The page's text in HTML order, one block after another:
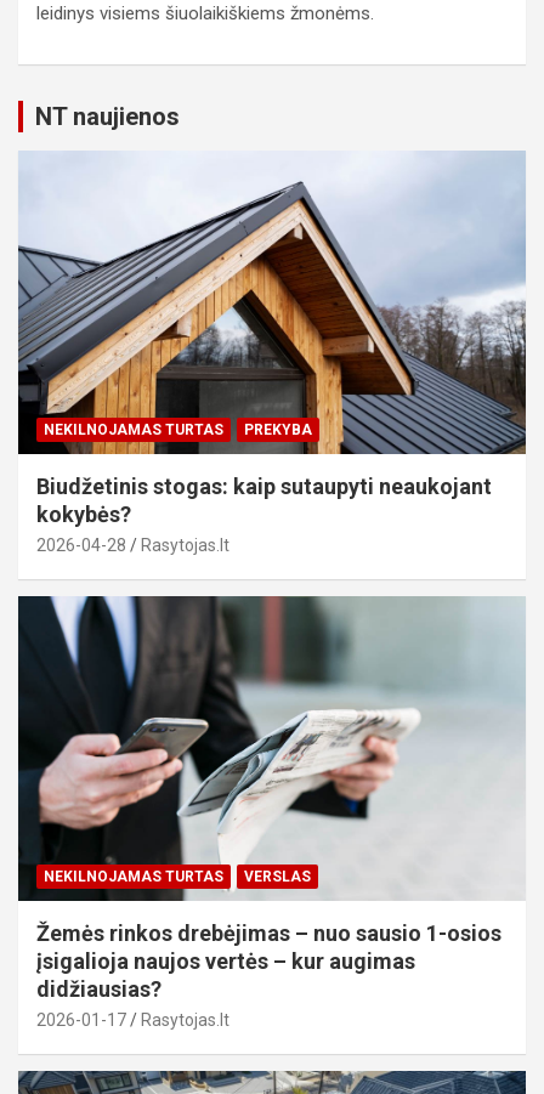
leidinys visiems šiuolaikiškiems žmonėms.
NT naujienos
NEKILNOJAMAS TURTAS PREKYBA
Biudžetinis stogas: kaip sutaupyti neaukojant
kokybės?
2026-04-28 Rasytojas.lt
NEKILNOJAMAS TURTAS VERSLAS
Žemės rinkos drebėjimas – nuo sausio 1-osios
įsigalioja naujos vertės – kur augimas
didžiausias?
2026-01-17 Rasytojas.lt